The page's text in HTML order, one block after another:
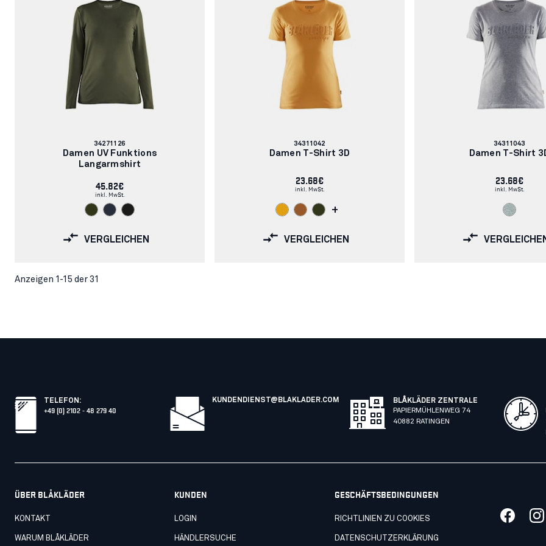
Artikelnummer:
34271126
Damen UV Funktions
Langarmshirt
45.82€
inkl. MwSt.
VERGLEICHEN
Artikelnummer:
34311042
Damen T-Shirt 3D
23.68€
inkl. MwSt.
+
VERGLEICHEN
Artikelnummer:
34311043
Damen T-Shirt
23.68€
inkl. MwSt.
Anzeigen 1-15 der 31
TELEFON :
+49 (0) 2102 - 48 279 40
KUNDENDIENST@BLAKLADER.COM
BLÅKLÄDER ZENTRALE
PAPIERMÜHLENWEG 74
40882 RATINGEN
ÜBER BLÅKLÄDER
KONTAKT
WARUM BLÅKLÄDER
KUNDEN
LOGIN
HÄNDLERSUCHE
GESCHÄFTSBEDINGUNGEN
RICHTLINIEN ZU COOKIES
DATENSCHUTZERKLÄRUNG